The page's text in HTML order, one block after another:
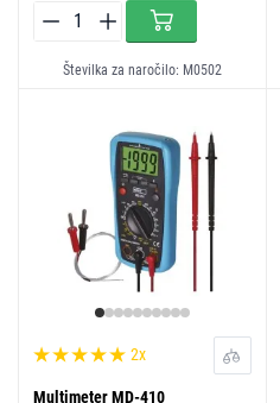
Številka za naročilo: M0502
2x
Multimeter MD-410